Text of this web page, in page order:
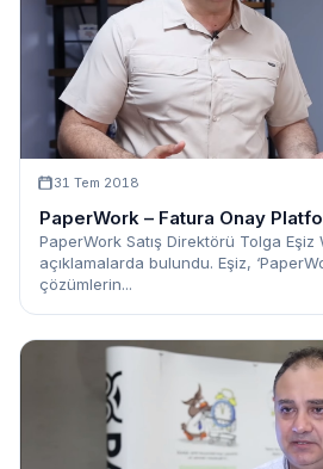
31 Tem 2018
PaperWork – Fatura Onay
PaperWork Satış Direktörü Tolga Eşiz
açıklamalarda bulundu. Eşiz,
çözümlerin...